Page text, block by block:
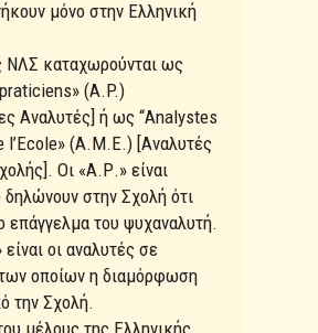
μόνο στην Ελληνική
ΝΛΣ καταχωρούνται ως
(Α.P.)
Αναλυτές] ή ως “Analystes
l’Ecole» (Α.Μ.Ε.) [Αναλυτές
Οι «Α.Ρ.» είναι
δηλώνουν στην Σχολή ότι
επάγγελμα του ψυχαναλυτή.
οι αναλυτές σε
των οποίων η διαμόρφωση
την Σχολή.
μέλους της Ελληνικής